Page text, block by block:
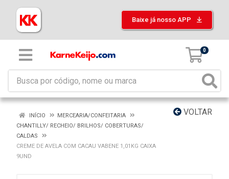
Baixe já nosso APP
0
VOLTAR
INÍCIO
MERCEARIA/CONFEITARIA
CHANTILLY/ RECHEIO/ BRILHOS/ COBERTURAS/
CALDAS
CREME DE AVELA COM CACAU VABENE 1,01KG CAIXA
9UND